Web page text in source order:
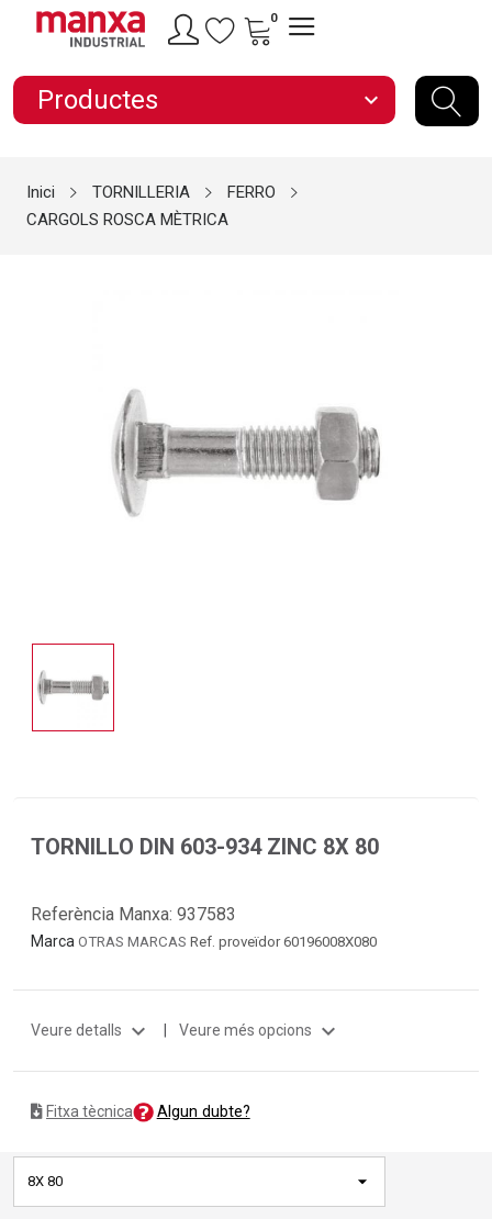
0
Productes expand_more
Inici TORNILLERIA
FERRO
CARGOLS ROSCA MÈTRICA
TORNILLO DIN 603-934 ZINC 8X 80
Referència Manxa: 937583
Marca OTRAS MARCAS Ref. proveïdor 60196008X080
Veure detalls expand_more | Veure més opcions expand_more
Fitxa tècnica Algun dubte?
8X 80